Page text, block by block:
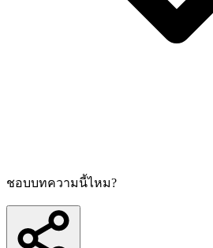
ชอบบทความนี้ไหม?